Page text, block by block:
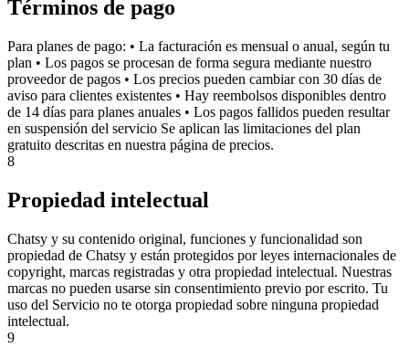
Términos de pago
Para planes de pago: • La facturación es mensual o anual, según tu
plan • Los pagos se procesan de forma segura mediante nuestro
proveedor de pagos • Los precios pueden cambiar con 30 días de
aviso para clientes existentes • Hay reembolsos disponibles dentro
de 14 días para planes anuales • Los pagos fallidos pueden resultar
en suspensión del servicio Se aplican las limitaciones del plan
gratuito descritas en nuestra página de precios.
8
Propiedad intelectual
Chatsy y su contenido original, funciones y funcionalidad son
propiedad de Chatsy y están protegidos por leyes internacionales de
copyright, marcas registradas y otra propiedad intelectual. Nuestras
marcas no pueden usarse sin consentimiento previo por escrito. Tu
uso del Servicio no te otorga propiedad sobre ninguna propiedad
intelectual.
9